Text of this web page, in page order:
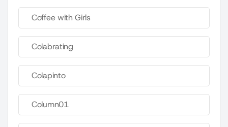
Coffee with Girls
Colabrating
Colapinto
Column01